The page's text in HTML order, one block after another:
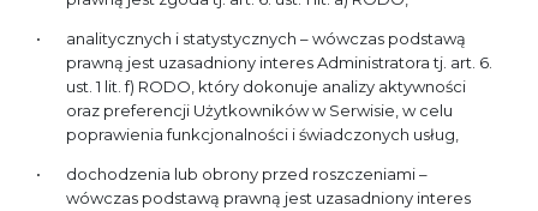
analitycznych i statystycznych – wówczas podstawą
prawną jest uzasadniony interes Administratora tj. art. 6.
ust. 1 lit. f) RODO, który dokonuje analizy aktywności
oraz preferencji Użytkowników w Serwisie, w celu
poprawienia funkcjonalności i świadczonych usług,
dochodzenia lub obrony przed roszczeniami –
wówczas podstawą prawną jest uzasadniony interes